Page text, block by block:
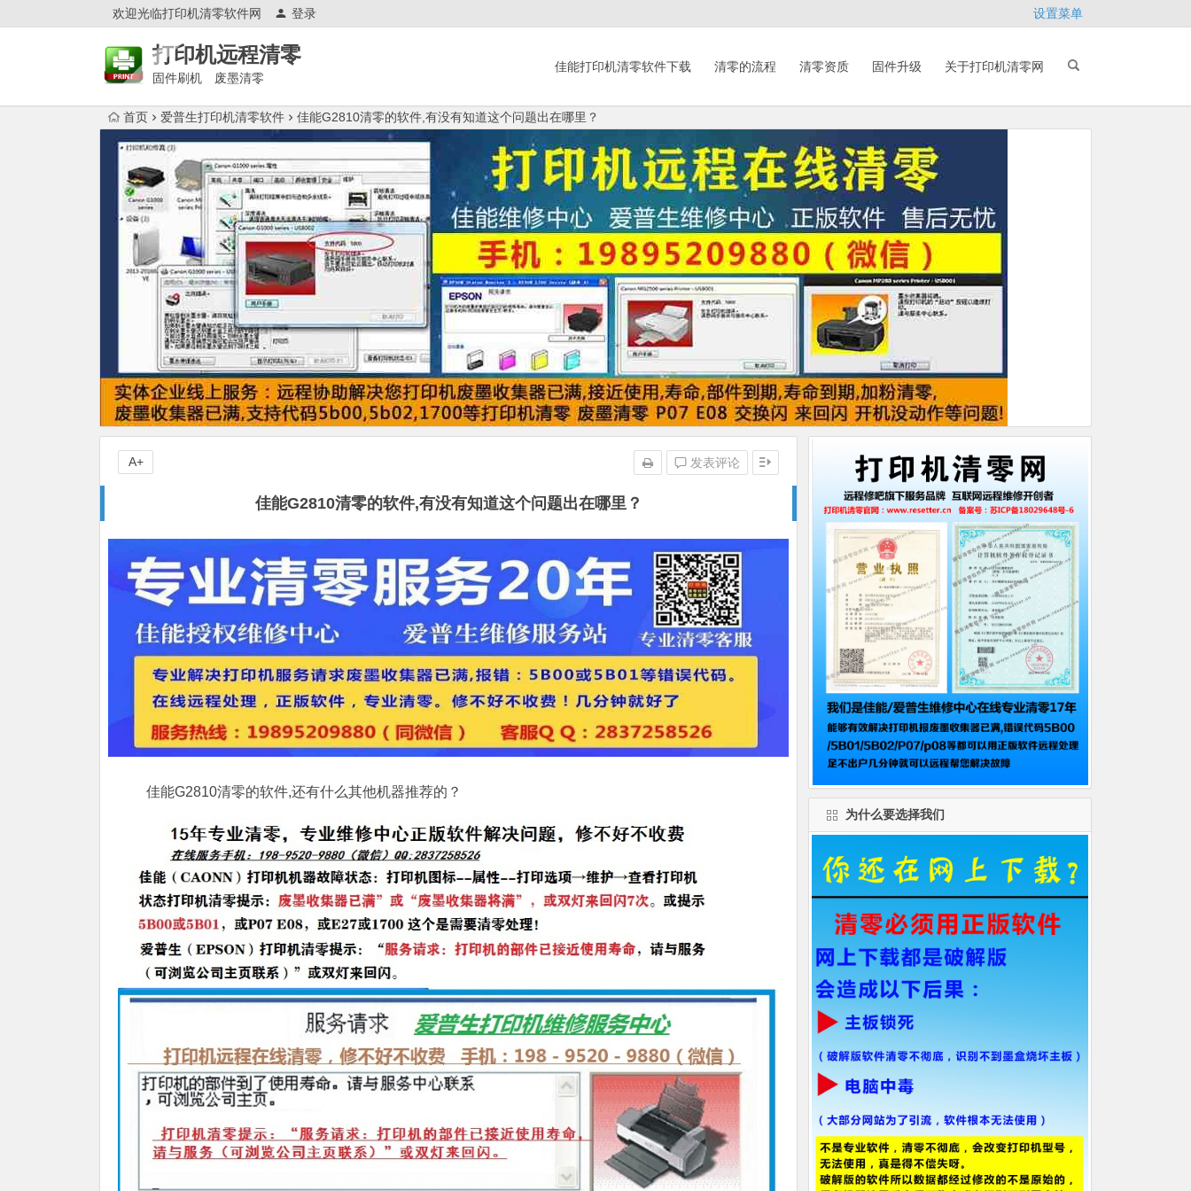
欢迎光临打印机清零软件网 登录 设置菜单
打印机远程清零
固件刷机 废墨清零
佳能打印机清零软件下载 清零的流程 清零资质 固件升级 关于打印机清零网
首页 爱普生打印机清零软件 佳能G2810清零的软件,有没有知道这个问题出在哪里？
佳能G2810清零的软件,有没有知道这个问题出在哪里？
发表评论
A+
佳能G2810清零的软件,还有什么其他机器推荐的？
为什么要选择我们